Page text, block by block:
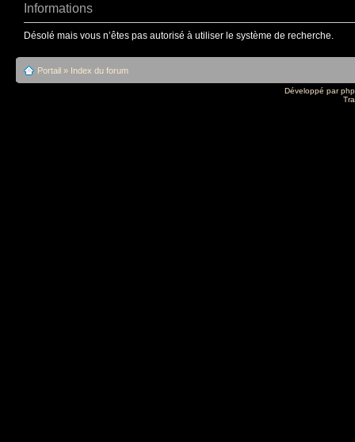
Informations
Désolé mais vous n’êtes pas autorisé à utiliser le système de recherche.
Portail » Index du forum
Développé par